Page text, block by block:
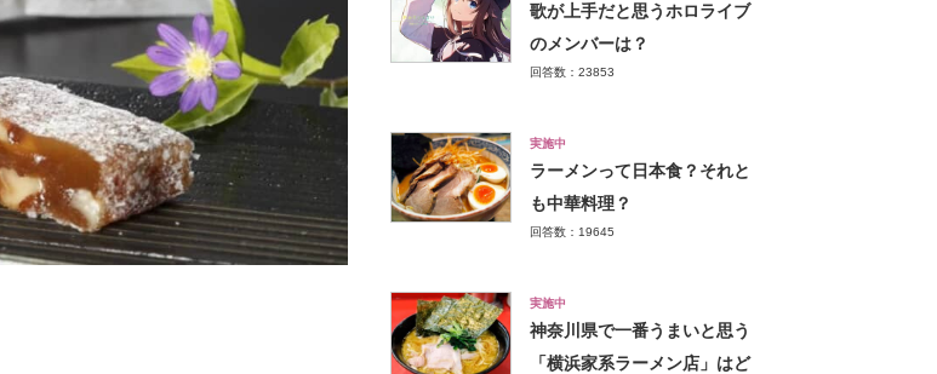
歌が上手だと思うホロライブ
のメンバーは？
回答数：23853
実施中
ラーメンって日本食？それと
も中華料理？
回答数：19645
実施中
神奈川県で一番うまいと思う
「横浜家系ラーメン店」はど